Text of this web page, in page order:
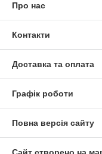
Про нас
Контакти
Доставка та оплата
Графік роботи
Повна версія сайту